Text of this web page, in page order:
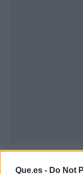
Que.es - Do Not